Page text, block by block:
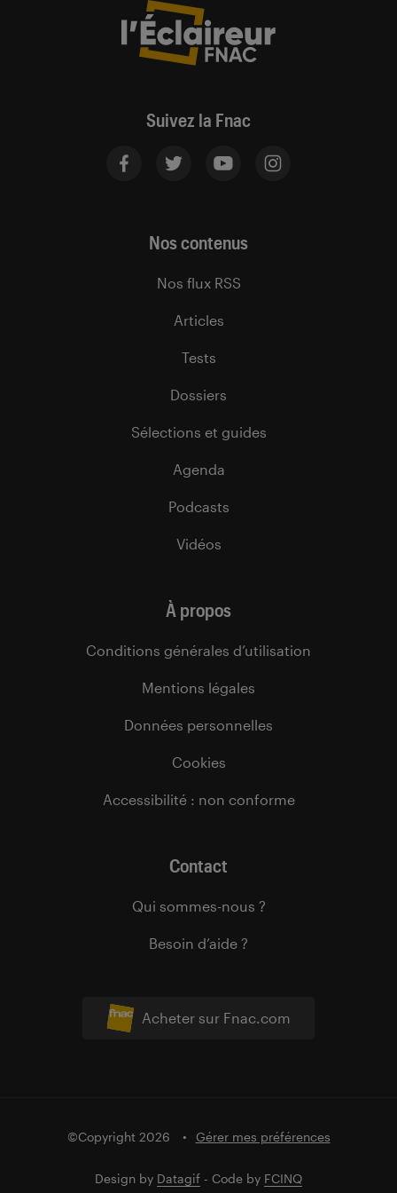
Suivez la Fnac
Acheter sur Fnac.com
Nos contenus
Nos flux RSS
Articles
Tests
Dossiers
Sélections et guides
Agenda
Podcasts
Vidéos
À propos
Conditions générales d’utilisation
Mentions légales
Données personnelles
Cookies
Accessibilité : non conforme
Contact
Qui sommes-nous ?
Besoin d’aide ?
©Copyright 2026 Gérer mes préférences
Design by Datagif - Code by FCINQ